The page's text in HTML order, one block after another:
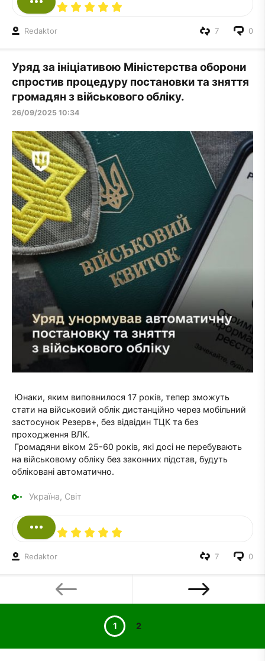
Redaktor 0
7
Уряд за ініціативою Міністерства оборони
спростив процедуру постановки та зняття
громадян з військового обліку.
26/09/2025 10:34
Юнаки, яким виповнилося 17 років, тепер зможуть
стати на військовий облік дистанційно через мобільний
застосунок Резерв+, без відвідин ТЦК та без
проходження ВЛК.
Громадяни віком 25-60 років, які досі не перебувають
на військовому обліку без законних підстав, будуть
обліковані автоматично.
Україна, Світ
Redaktor 0
7
1 2